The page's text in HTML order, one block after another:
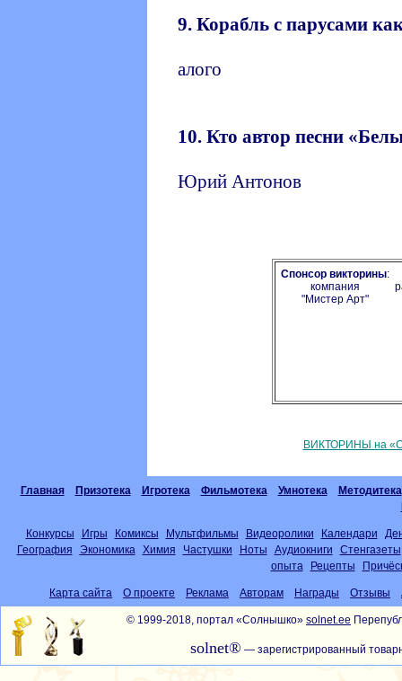
9. Корабль с парусами
алого
10. Кто автор песни
Юрий Антонов
Спонсор викторины:
компания
"Мистер Арт"
ВИКТОРИНЫ на
Главная Призотека Игротека Фильмотека Умнотека
Методитека
Конкурсы Игры Комиксы Мультфильмы Видеоролики Календари
География
Экономика Химия Частушки Ноты Аудиокниги
Стенгазеты
опыта
Рецепты
Карта сайта О проекте Реклама Авторам Награды Отзывы
© 1999-2018, портал «Солнышко» solnet.ee
solnet® — зарегистрированный